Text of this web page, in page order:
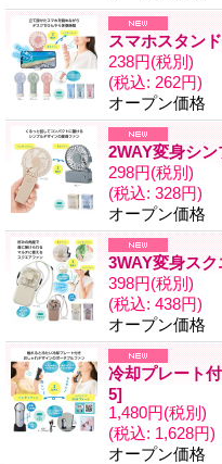
スマホスタン
238円(税別)
(税込: 262円)
オープン価格
2WAY変身シ
298円(税別)
(税込: 328円)
オープン価格
3WAY変身ス
398円(税別)
(税込: 438円)
オープン価格
冷却プレート
5]
1,480円(税別)
(税込: 1,628円)
オープン価格